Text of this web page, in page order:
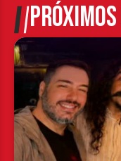
PRÓXIMOS